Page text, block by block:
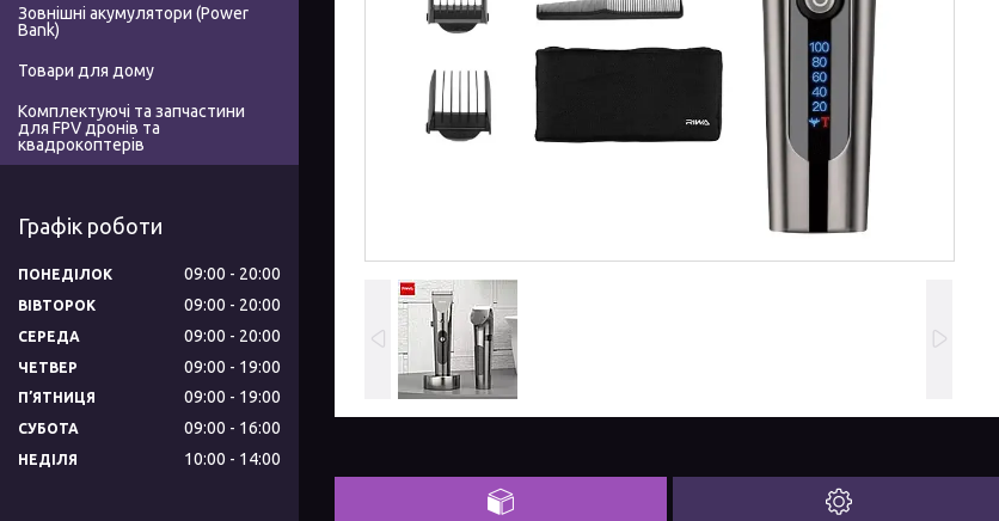
Зовнішні акумулятори (Power
Bank)
Товари для дому
Комплектуючі та запчастини
для FPV дронів та
квадрокоптерів
Графік роботи
ПОНЕДІЛОК 09:00 20:00
ВІВТОРОК 09:00 20:00
СЕРЕДА 09:00 20:00
ЧЕТВЕР 09:00 19:00
ПʼЯТНИЦЯ 09:00 19:00
СУБОТА 09:00 16:00
НЕДІЛЯ 10:00 14:00